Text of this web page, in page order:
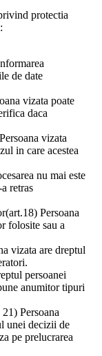
protectia
de date
vizata poate
daca
vizata
in care acestea
nu mai este
retras
Persoana
folosite sau a
vizata are dreptul
persoanei
anumitor tipuri
Persoana
unei decizii de
pe prelucrarea